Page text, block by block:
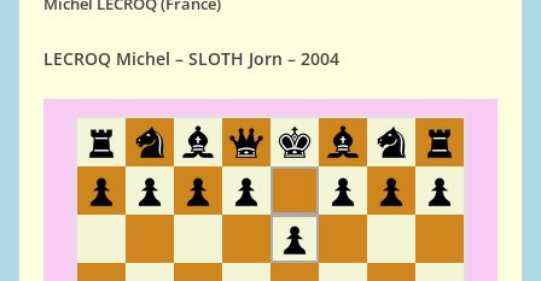
LECROQ Michel – SLOTH Jorn – 2004